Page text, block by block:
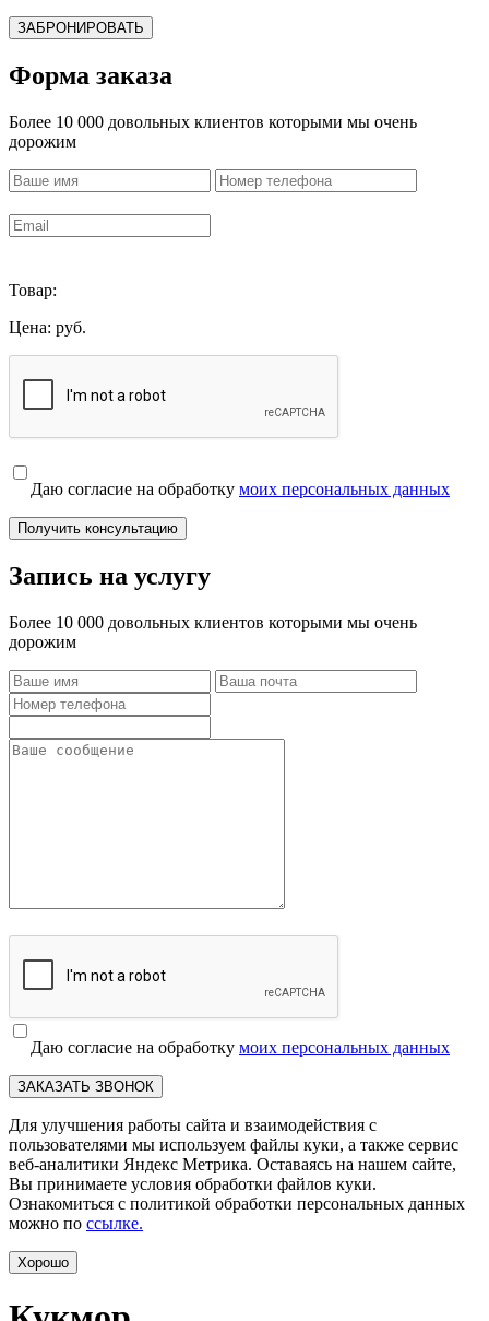
ЗАБРОНИРОВАТЬ
Форма заказа
Более 10 000 довольных клиентов которыми мы очень
дорожим
Товар:
Цена: руб.
Даю согласие на обработку моих персональных данных
Получить консультацию
Запись на услугу
Более 10 000 довольных клиентов которыми мы очень
дорожим
Даю согласие на обработку моих персональных данных
ЗАКАЗАТЬ ЗВОНОК
Для улучшения работы сайта и взаимодействия с
пользователями мы используем файлы куки, а также сервис
веб-аналитики Яндекс Метрика. Оставаясь на нашем сайте,
Вы принимаете условия обработки файлов куки.
Ознакомиться с политикой обработки персональных данных
можно по ссылке.
Хорошо